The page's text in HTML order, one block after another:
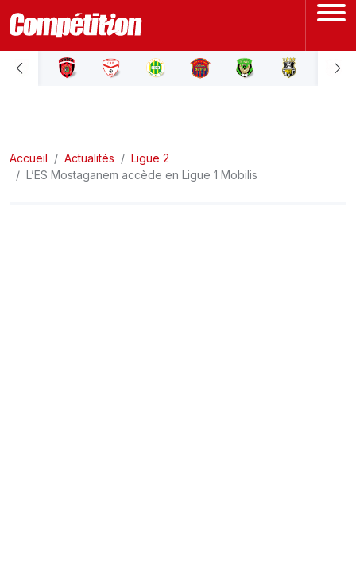
ACCUEIL
LIGUE 2
Accueil Actualités
Ligue 2
L’ES Mostaganem accède en Ligue 1 Mobilis